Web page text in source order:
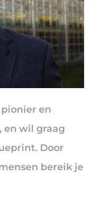
en
en wil graag
Door
bereik je